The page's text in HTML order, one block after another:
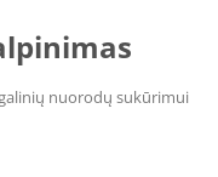
nuorodų sukūrimui